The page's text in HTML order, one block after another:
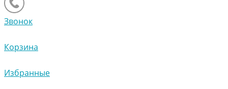
Звонок
Корзина
Избранные